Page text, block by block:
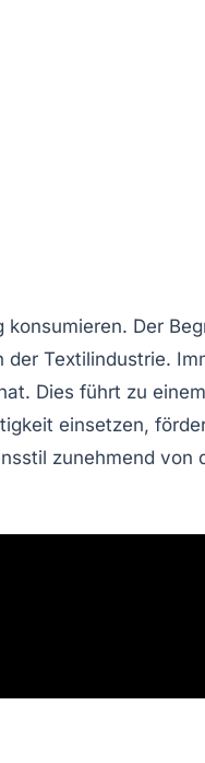
Der
der Textilindustrie.
Dies führt zu einem
einsetzen,
zunehmend von